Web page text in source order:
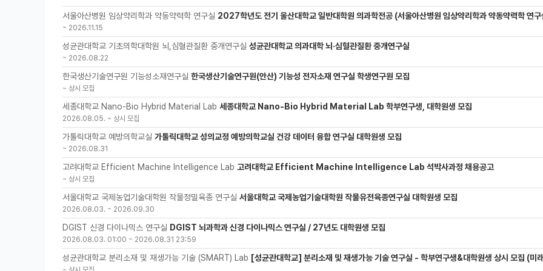
서울아산병원 임상약리학과 약동약력학 연구실 2027학년도 전기 울산대학교 일반대학원 의과학전공 (서울아산병원 임상약리학과 약동약력학 연구실) 대학원생
~ 2026.11.15
성균관대학교 기초의학대학원 뇌,심혈관질환 중개연구실 성균관대학교 의과대학 뇌·심혈관질환 중개연구실
~ 2026.08.22
한국생산기술연구원 기능성소재연구실 한국생산기술연구원(안산) 기능성 전자소재 연구실 학생연구원 모집
~ 상시 모집
세종대학교 Nano-Bio Hybrid Material Lab 세종대학교 Nano-Bio Hybrid Material Lab 학부연구생, 대학원생 모집
2026.08.05. ~ 상시 모집
가톨릭대학교 예방의학교실 가톨릭대학교 성의교정 예방의학교실 건강 데이터 융합 연구실 대학원생 모집
~ 2026.08.31
고려대학교 Efficient Machine Intelligence Lab 고려대학교 Efficient Machine Intelligence Lab 석박사과정 채용공고
~ 상시 모집
서울대학교 국제농업기술대학원 작물정밀육종 연구실 서울대학교 국제농업기술대학원 작물유전육종연구실 대학원생 모집
2026.08.03. ~ 2026.09.30
DGIST 신경 다이나믹스 연구실 DGIST 뇌과학과 신경 다이나믹스 연구실 / 27년도 대학원생 모집
2026.08.03. 01:00 ~ 2026.08.31 23:59
성균관대학교 분리소재 및 재생가능 기술 (SMART) Lab [성균관대학교] 분리소재 및 재생가능 기술 연구실 - 학부연구생&대학원생 상시 모집 (미래에